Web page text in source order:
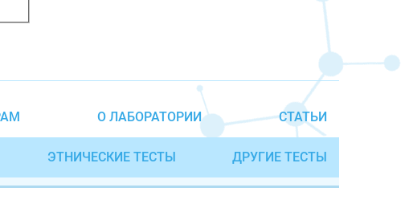
О ЛАБОРАТОРИИ СТАТЬИ
ЭТНИЧЕСКИЕ ТЕСТЫ ДРУГИЕ ТЕСТЫ